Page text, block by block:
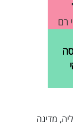
רם
מדינה